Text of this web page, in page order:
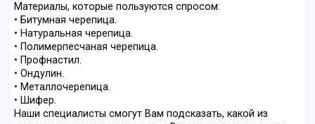
Материалы, которые пользуются спросом:
• Битумная черепица.
• Натуральная черепица.
• Полимерпесчаная черепица.
• Профнастил.
• Ондулин.
• Металлочерепица.
• Шифер.
Наши специалисты смогут Вам подсказать, какой из